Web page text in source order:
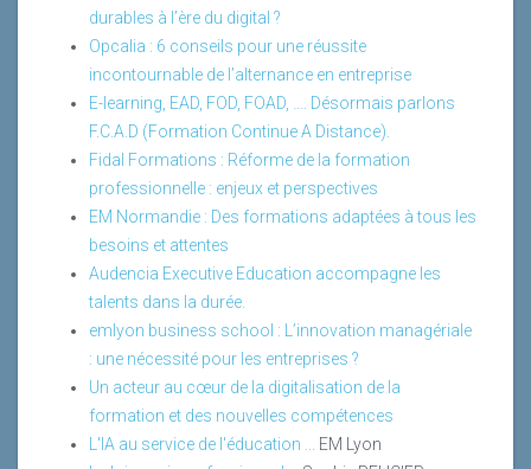
durables à l’ère du digital ?
Opcalia : 6 conseils pour une réussite
incontournable de l’alternance en entreprise
E-learning, EAD, FOD, FOAD, …. Désormais parlons
F.C.A.D (Formation Continue A Distance).
Fidal Formations : Réforme de la formation
professionnelle : enjeux et perspectives
EM Normandie : Des formations adaptées à tous les
besoins et attentes
Audencia Executive Education accompagne les
talents dans la durée.
emlyon business school : L’innovation managériale
: une nécessité pour les entreprises ?
Un acteur au cœur de la digitalisation de la
formation et des nouvelles compétences
L'IA au service de l'éducation ... EM Lyon